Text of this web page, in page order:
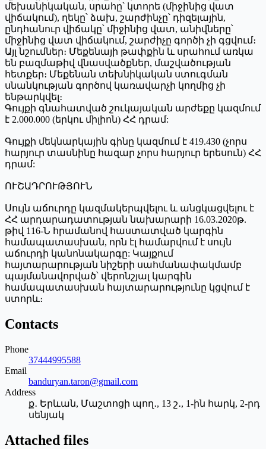
մեխանիկական, սրահը՝ կտորե (միջինից վատ
վիճակում), ղեկը՝ ձախ, շարժինչը՝ դիզելային,
ընդհանուր վիճակը՝ միջինից վատ, անիվները՝
միջինից վատ վիճակում, շարժիչը գործի չի գցվում։
Այլ նշումներ։ Մեքենայի թափքին և սրահում առկա
են բազմաթիվ վնասվածքներ, մաշվածության
հետքեր։ Մեքենան տեխնիկական ստուգման
սնանկության գործով կառավարչի կողմից չի
ենթարկվել։
Գույքի գնահատված շուկայական արժեքը կազմում
է 2.000.000 (երկու միլիոն) ՀՀ դրամ:
Գույքի մեկնարկային գինը կազմում է 419.430 (չորս
հարյուր տասնինը հազար չորս հարյուր երեսուն) ՀՀ
դրամ:
ՈՒՇԱԴՐՈՒԹՅՈՒՆ
Սույն աճուրդը կազմակերպվելու և անցկացվելու է
ՀՀ արդարադատության նախարարի 16.03.2020թ.
թիվ 116-Ն հրամանով հաստատված կարգին
համապատասխան, որն էլ համարվում է սույն
աճուրդի կանոնակարգը: Կայքում
հայտարարության նիշերի սահմանափակմամբ
պայմանավորված՝ վերոնշյալ կարգին
համապատասխան հայտարարությունը կցվում է
ստորև։
Contacts
Phone
37444995588
Email
banduryan.taron@gmail.com
Address
ք․ Երևան, Մաշտոցի պող․, 13 շ․, 1-ին հարկ, 2-րդ
սենյակ
Attached files